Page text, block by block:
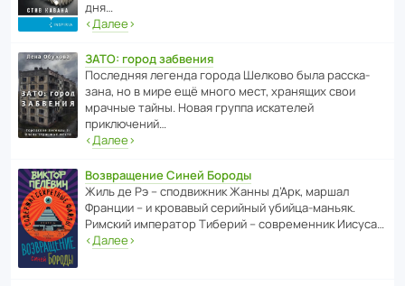
дня…
‹Далее›
ЗАТО: город забвения
После­дняя легенда города Шелково была расска­
зана, но в мире ещё много мест, хранящих свои
мрачные тайны. Новая группа иска­телей
приключений…
‹Далее›
Возвращение Синей Бороды
Жиль де Рэ – спод­ви­жник Жанны д’Арк, маршал
Франции – и кровавый серийный убийца-маньяк.
Римский импе­ратор Тиберий – совре­менник Иисуса…
‹Далее›